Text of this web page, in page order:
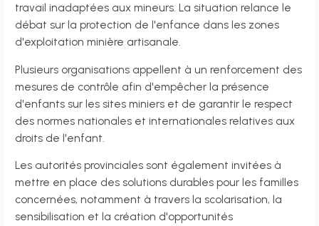
travail inadaptées aux mineurs. La situation relance le
débat sur la protection de l'enfance dans les zones
d'exploitation minière artisanale.
Plusieurs organisations appellent à un renforcement des
mesures de contrôle afin d'empêcher la présence
d'enfants sur les sites miniers et de garantir le respect
des normes nationales et internationales relatives aux
droits de l'enfant.
Les autorités provinciales sont également invitées à
mettre en place des solutions durables pour les familles
concernées, notamment à travers la scolarisation, la
sensibilisation et la création d'opportunités